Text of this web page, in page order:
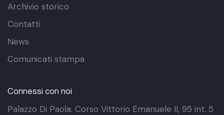
Archivio storico
Contatti
News
Comunicati stampa
Connessi con noi
Palazzo Di Paola. Corso Vittorio Emanuele II, 95 int. 5